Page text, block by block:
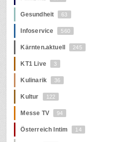
Gesundheit 63
Infoservice 560
Kärnten.aktuell 245
KT1 Live 3
Kulinarik 36
Kultur 122
Messe TV 94
Österreich Intim 14